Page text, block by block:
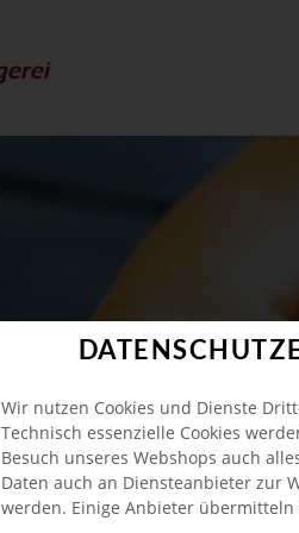
Wir nutzen Cookies und Dienste
Technisch essenzielle Cookies
Besuch unseres Webshops auch
Daten auch an Diensteanbieter zur
werden. Einige Anbieter